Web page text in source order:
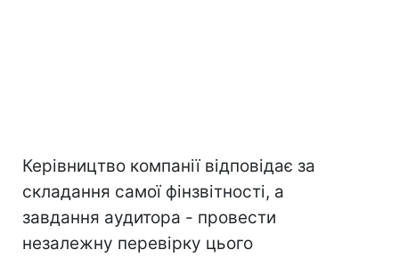
Керівництво компанії відповідає за
складання самої фінзвітності, а
завдання аудитора - провести
незалежну перевірку цього